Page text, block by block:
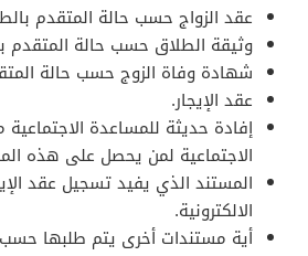
عقد الزواج حسب حالة المتقدم
وثيقة الطلاق حسب حالة المتقدم
شهادة وفاة الزوج حسب حالة
عقد الإيجار.
إفادة حديثة للمساعدة الاجتماعية
الاجتماعية لمن يحصل على هذه
المستند الذي يفيد تسجيل عقد
الالكترونية.
أية مستندات أخرى يتم طلبها